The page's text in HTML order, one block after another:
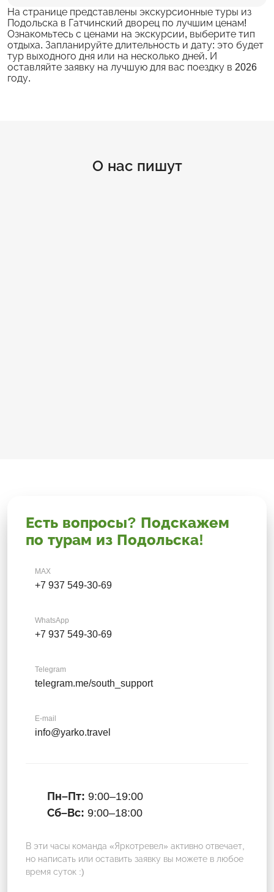
На странице представлены экскурсионные туры из
Подольска в Гатчинский дворец по лучшим ценам!
Ознакомьтесь с ценами на экскурсии, выберите тип
отдыха. Запланируйте длительность и дату: это будет
тур выходного дня или на несколько дней. И
оставляйте заявку на лучшую для вас поездку в 2026
году.
О нас пишут
Есть вопросы? Подскажем
по турам из Подольска!
MAX
+7 937 549-30-69
WhatsApp
+7 937 549-30-69
Telegram
telegram.me/south_support
E-mail
info@yarko.travel
Пн–Пт: 9:00–19:00
Сб–Вс: 9:00–18:00
В эти часы команда «Яркотревел» активно отвечает,
но написать или оставить заявку вы можете в любое
время суток :)